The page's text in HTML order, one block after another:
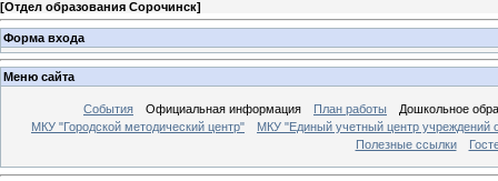
[Отдел образования Сорочинск]
Форма входа
Меню сайта
События Официальная информация План работы
Дошкольное
МКУ "Городской методический центр"
МКУ "Единый учетный центр учреждений
Полезные ссылки